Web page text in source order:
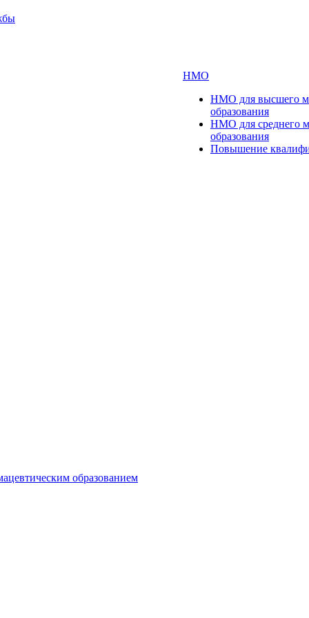
образованием
НМО
НМО для высшего
образования
НМО для среднего
образования
Повышение